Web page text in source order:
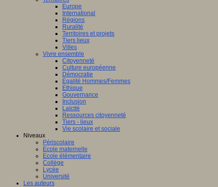
Europe
International
Régions
Ruralité
Territoires et projets
Tiers lieux
Villes
Vivre ensemble
Citoyenneté
Culture européenne
Démocratie
Egalité Hommes/Femmes
Ethique
Gouvernance
Inclusion
Laïcité
Ressources citoyenneté
Tiers - lieux
Vie scolaire et sociale
Niveaux
Périscolaire
Ecole maternelle
Ecole élémentaire
Collège
Lycée
Université
Les auteurs